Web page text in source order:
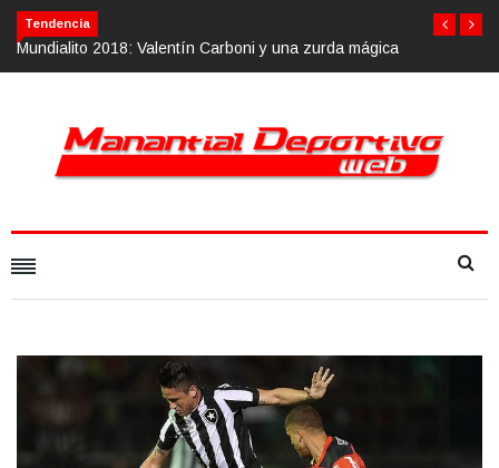
Tendencia
Mundialito 2018: Valentín Carboni y una zurda mágica